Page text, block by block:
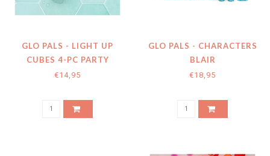
GLO PALS - LIGHT UP
CUBES 4-PC PARTY
€14,95
GLO PALS - CHARACTERS
BLAIR
€18,95